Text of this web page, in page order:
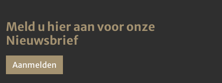
Meld u hier aan voor onze
Nieuwsbrief
Aanmelden